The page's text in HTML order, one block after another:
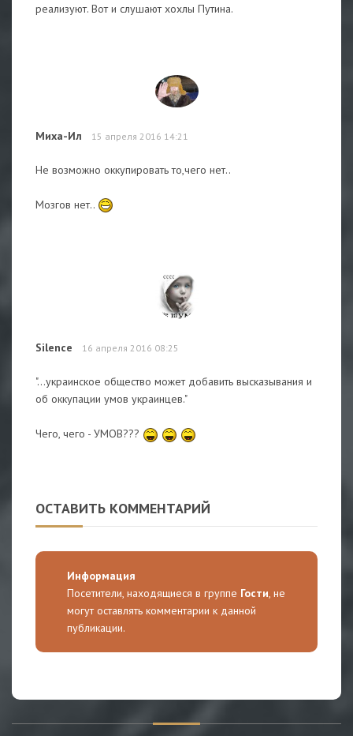
реализуют. Вот и слушают хохлы Путина.
Миха-Ил 15 апреля 2016 14:21
Не возможно оккупировать то,чего нет..
Мозгов нет..
Silence 16 апреля 2016 08:25
"...украинское общество может добавить высказывания и
об оккупации умов украинцев."
Чего, чего - УМОВ???
ОСТАВИТЬ КОММЕНТАРИЙ
Информация
Посетители, находящиеся в группе Гости, не
могут оставлять комментарии к данной
публикации.